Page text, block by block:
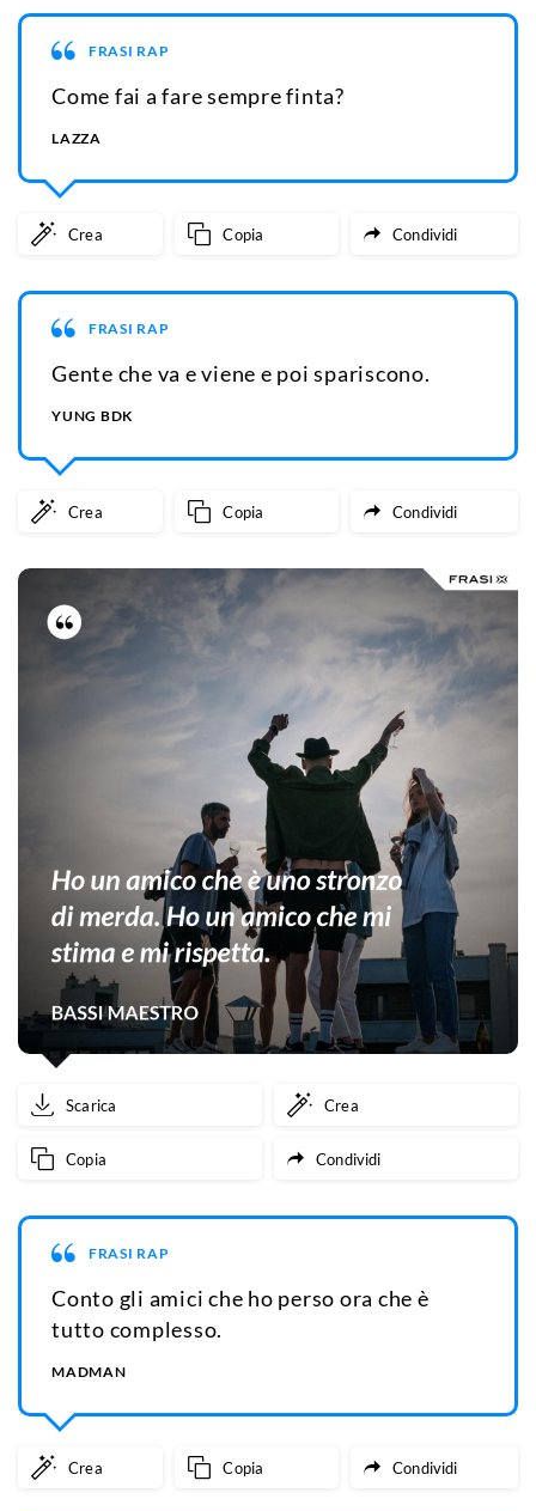
FRASI RAP
Come fai a fare sempre finta?
LAZZA
Crea Copia Condividi
FRASI RAP
Gente che va e viene e poi spariscono.
YUNG BDK
Crea Copia Condividi
Scarica Crea
Copia Condividi
FRASI RAP
Conto gli amici che ho perso ora che è
tutto complesso.
MADMAN
Crea Copia Condividi